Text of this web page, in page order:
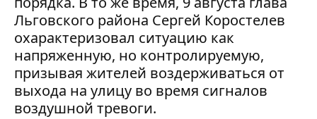
Льговского района Сергей Коростелев
охарактеризовал ситуацию как
напряженную, но контролируемую,
призывая жителей воздерживаться от
выхода на улицу во время сигналов
воздушной тревоги.